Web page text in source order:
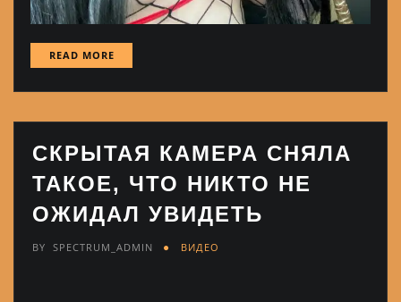
READ MORE
СКРЫТАЯ КАМЕРА СНЯЛА
ТАКОЕ, ЧТО НИКТО НЕ
ОЖИДАЛ УВИДЕТЬ
BY SPECTRUM_ADMIN ВИДЕО